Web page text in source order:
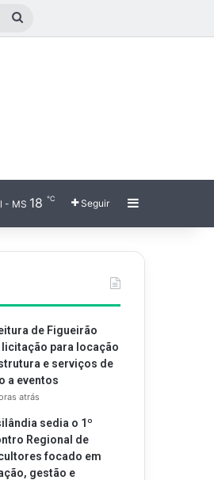
Procurar
- MS 18 ℃ Seguir Barra Lateral
de Figueirão
licitação para locação
e serviços de
a eventos
atrás
sedia o 1º
Regional de
focado em
gestão e